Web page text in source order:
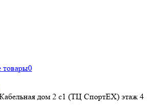
товары0
дом 2 с1 (ТЦ СпортEX) этаж 4